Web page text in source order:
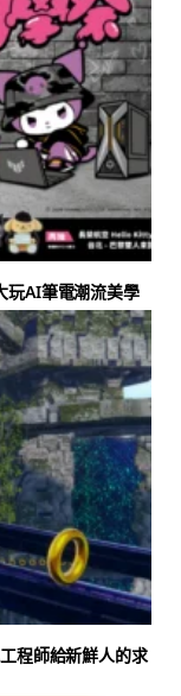
玩AI筆電潮流美學
程師給新鮮人的求